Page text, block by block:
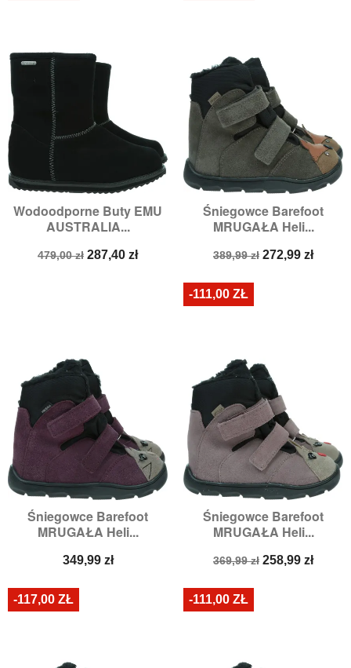
Wodoodporne Buty EMU
AUSTRALIA...
Cena
479,00 zł Cena
287,40 zł
Śniegowce Barefoot
MRUGAŁA Heli...
Cena
389,99 zł Cena
272,99 zł
Śniegowce Barefoot
MRUGAŁA Heli...
Cena
349,99 zł
Śniegowce Barefoot
MRUGAŁA Heli...
Cena
369,99 zł Cena
258,99 zł
-111,00 ZŁ
-117,00 ZŁ -111,00 ZŁ